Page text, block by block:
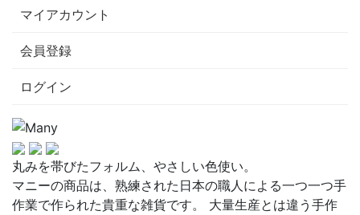
マイアカウント
会員登録
ログイン
丸みを帯びたフォルム、やさしい色使い。
マニーの商品は、熟練された日本の職人による一つ一つ手
作業で作られた貴重な雑貨です。 大量生産とは違う手作